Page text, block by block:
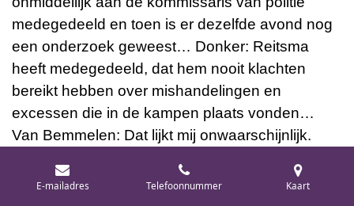
medegedeeld en toen is er dezelfde avond nog
een onderzoek geweest… Donker: Reitsma
heeft medegedeeld, dat hem nooit klachten
bereikt hebben over mishandelingen en
excessen die in de kampen plaats vonden…
Van Bemmelen: Dat lijkt mij onwaarschijnlijk.
hebben hem niet bereikt. Ik heb hem toen
E-mailadres Telefoonnummer Kaart